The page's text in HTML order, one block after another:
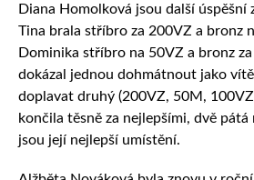
Diana Homolková jsou další
Tina brala stříbro za 200VZ a bronz
Dominika stříbro na 50VZ a bronz
dokázal jednou dohmátnout jako
doplavat druhý (200VZ, 50M,
končila těsně za nejlepšími, dvě pátá
jsou její nejlepší umístění.